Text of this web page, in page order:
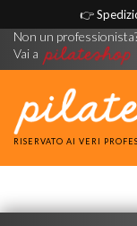
👉
Non un
Vai a
RISERVATO AI VERI